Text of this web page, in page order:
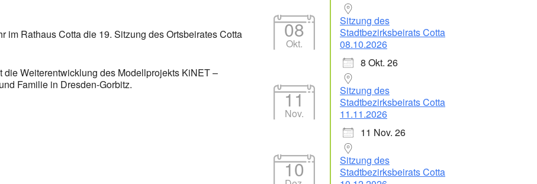
im Rathaus Cotta die 19. Sitzung des Ortsbeirates Cotta
Weiterentwicklung des Modellprojekts KiNET –
Familie in Dresden-Gorbitz.
08
Okt.
Sitzung des
Stadtbezirksbeirats Cotta
08.10.2026
8 Okt. 26
11
Nov.
Sitzung des
Stadtbezirksbeirats Cotta
11.11.2026
11 Nov. 26
10
Sitzung des
Stadtbezirksbeirats Cotta